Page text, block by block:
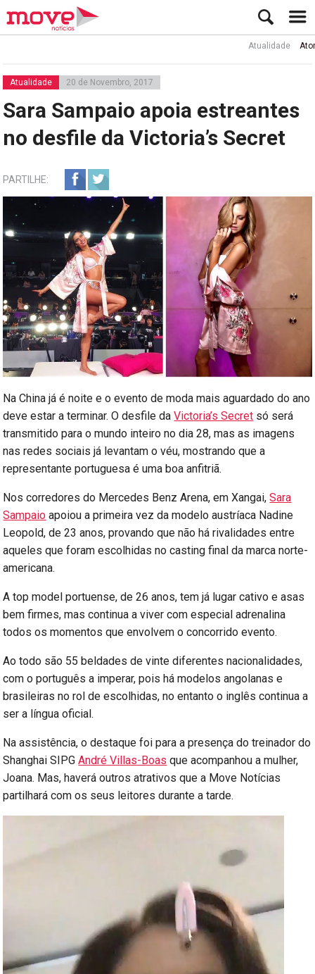
Atualidade Ator Rui
Atualidade 20 de Novembro, 2017
Sara Sampaio apoia estreantes
no desfile da Victoria’s Secret
PARTILHE:
Na China já é noite e o evento de moda mais aguardado do ano
deve estar a terminar. O desfile daVictoria’s Secret só será
transmitido para o mundo inteiro no dia 28, mas as imagens
nas redes sociais já levantam o véu, mostrando que a
representante portuguesa é uma boa anfitriã.
Nos corredores do Mercedes Benz Arena, em Xangai,Sara
Sampaio apoiou a primeira vez da modelo austríaca Nadine
Leopold, de 23 anos, provando que não há rivalidades entre
aqueles que foram escolhidas no casting final da marca norte-
americana.
A top model portuense, de 26 anos, tem já lugar cativo e asas
bem firmes, mas continua a viver com especial adrenalina
todos os momentos que envolvem o concorrido evento.
Ao todo são 55 beldades de vinte diferentes nacionalidades,
com o português a imperar, pois há modelos angolanas e
brasileiras no rol de escolhidas, no entanto o inglês continua a
ser a língua oficial.
Na assistência, o destaque foi para a presença do treinador do
Shanghai SIPGAndré Villas-Boas que acompanhou a mulher,
Joana. Mas, haverá outros atrativos que a Move Notícias
partilhará com os seus leitores durante a tarde.